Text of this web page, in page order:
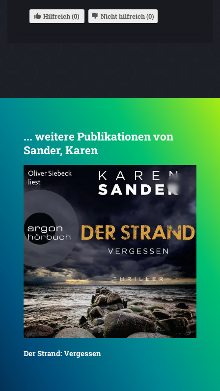
Hilfreich (0) Nicht hilfreich (0)
... weitere Publikationen von
Sander, Karen
Der Strand: Vermisst